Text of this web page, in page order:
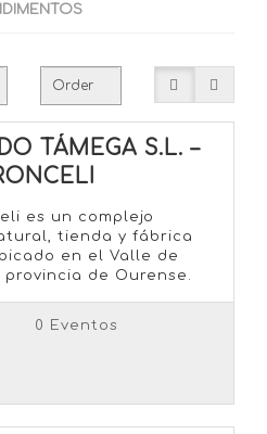
TÁMEGA S.L. –
es un complejo
tienda y fábrica
en el Valle de
de Ourense.
garantiza la más
primas, libre de
Para la elaboración de
0 Eventos